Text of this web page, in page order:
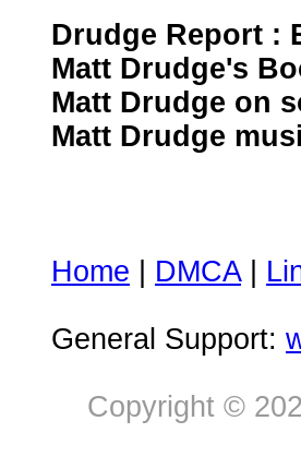
Drudge Report :
Matt Drudge's
Matt Drudge on
Matt Drudge
Home DMCA|
General Support:
Copyright ©